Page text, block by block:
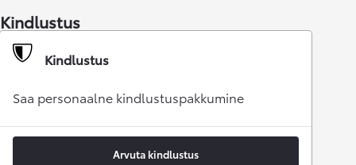
Kindlustus
Kindlustus
Saa personaalne kindlustuspakkumine
Arvuta kindlustus